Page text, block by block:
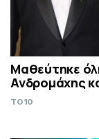
Μαθεύτηκε
Ανδρομάχης
TO10